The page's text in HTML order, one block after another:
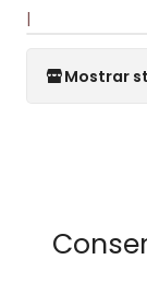
|
Mostrar